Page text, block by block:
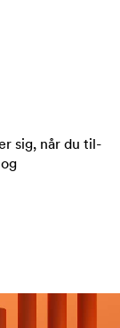
sig, når du til-